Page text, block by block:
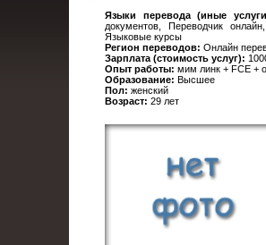
Языки перевода (иные
документов, Переводчик
Языковые курсы
Регион переводов: Онлайн
Зарплата (стоимость услуг):
Опыт работы: мим линк + FCE +
Образование: Высшее
Пол: женский
Возраст: 29 лет